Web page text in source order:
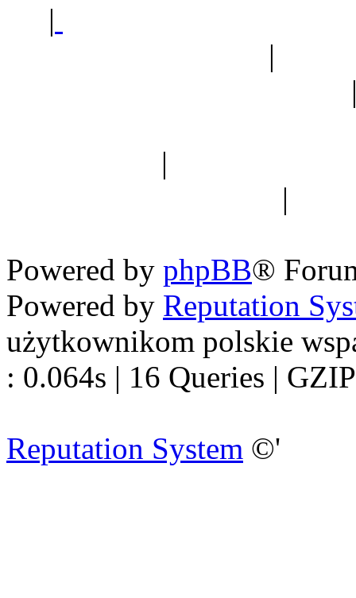
|
|
|
|
Powered by phpBB®
Powered by Reputation
użytkownikom polskie
: 0.064s | 16 Queries |
Reputation System ©'